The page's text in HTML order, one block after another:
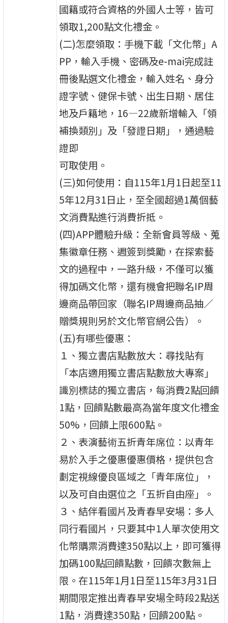
國籍或符合資格的外國人士等，皆可
領取1,200點文化禮金。
(二)怎麼領取：手機下載「文化幣」A
PP，輸入手機、密碼及e-mai完成註
冊後點選文化禮金，輸入姓名、身分
證字號、健保卡號、出生日期、居住
地及戶籍地，16—22歲新增輸入「領
補換類別」及「發證日期」，通過驗
證即
可取使用。
(三)如何使用：自115年1月1日起至11
5年12月31日止，至全國超過1萬個藝
文消費點進行消費折抵。
(四)APP體驗升級：全新會員等級、蒐
集徽章任務、週簽到獎勵，在探索藝
文的過程中，一路升級，不僅可以獲
得加碼文化幣，還有機會把聯名IP周
邊商品帶回家（聯名IP周邊商品抽／
贈獎規則另於文化幣官網公告）。
(五)有哪些優惠：
１、獨立書店點數放大：尋找貼有
「本店適用獨立書店點數放大專案」
識別標誌的獨立書店，每消費2點回饋
1點，回饋點數最高為當年度文化禮金
50%，回饋上限600點。
２、表演藝術五折青年席位：以青年
易於入手之優惠優惠價格，提供包含
劃定視線優良區域之「青年席位」，
以及可自由選位之「五折自由座」。
３、結伴看國片及青春早安場：多人
同行看國片，只要其中1人單次使用文
化幣購票消費達350點以上，即可獲得
加碼100點回饋點數，回饋次數無上
限。在115年1月1日至115年3月31日
期間限定推出青春早安場全時段2點送
1點，消費達350點，回饋200點。